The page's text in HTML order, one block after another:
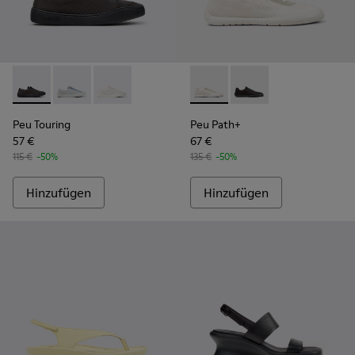
Peu Touring - K201862-004 - Graue Sneaker aus
Peu Touring - K201862-005
Peu Touring - K201862-002
Peu Touring
57 €
115 € -50%
Hinzufügen
Peu Path+ - K201889-001 -
Peu Path+ -
Peu Path+
67 €
135 € -50%
Hinzufügen